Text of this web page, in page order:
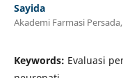
Sayida
Akademi Farmasi
Keywords: Evaluasi